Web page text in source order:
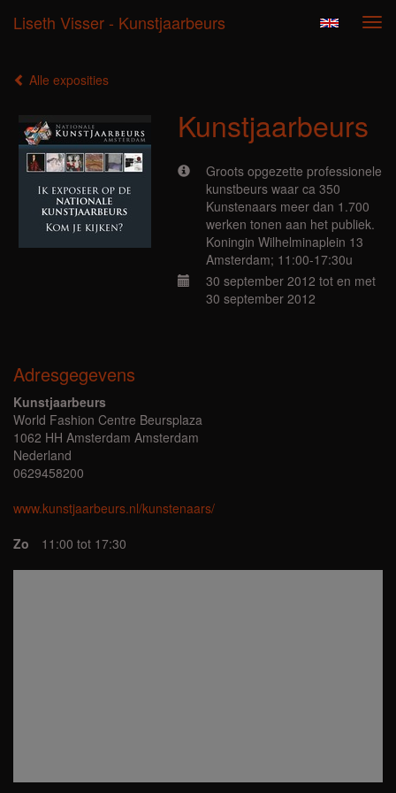
Liseth Visser - Kunstjaarbeurs
Alle exposities
Kunstjaarbeurs
Groots opgezette professionele
kunstbeurs waar ca 350
Kunstenaars meer dan 1.700
werken tonen aan het publiek.
Koningin Wilhelminaplein 13
Amsterdam; 11:00-17:30u
30 september 2012 tot en met
30 september 2012
Adresgegevens
Kunstjaarbeurs
World Fashion Centre Beursplaza
1062 HH Amsterdam Amsterdam
Nederland
0629458200
www.kunstjaarbeurs.nl/kunstenaars/
Zo
11:00 tot 17:30